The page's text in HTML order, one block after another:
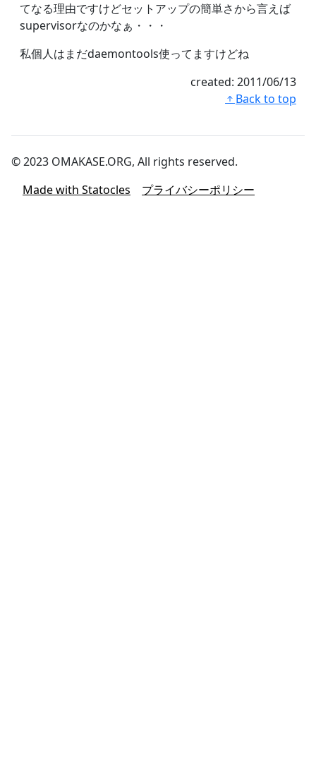
てなる理由ですけどセットアップの簡単さから言えば
supervisorなのかなぁ・・・
私個人はまだdaemontools使ってますけどね
created: 2011/06/13
Back to top
© 2023 OMAKASE.ORG, All rights reserved.
Made with Statocles
プライバシーポリシー